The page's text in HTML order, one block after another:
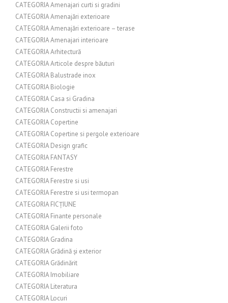
CATEGORIA Amenajari curti si gradini
CATEGORIA Amenajări exterioare
CATEGORIA Amenajări exterioare – terase
CATEGORIA Amenajari interioare
CATEGORIA Arhitectură
CATEGORIA Articole despre băuturi
CATEGORIA Balustrade inox
CATEGORIA Biologie
CATEGORIA Casa si Gradina
CATEGORIA Constructii si amenajari
CATEGORIA Copertine
CATEGORIA Copertine si pergole exterioare
CATEGORIA Design grafic
CATEGORIA FANTASY
CATEGORIA Ferestre
CATEGORIA Ferestre si usi
CATEGORIA Ferestre si usi termopan
CATEGORIA FICȚIUNE
CATEGORIA Finante personale
CATEGORIA Galerii foto
CATEGORIA Gradina
CATEGORIA Grădină și exterior
CATEGORIA Grădinărit
CATEGORIA Imobiliare
CATEGORIA Literatura
CATEGORIA Locuri